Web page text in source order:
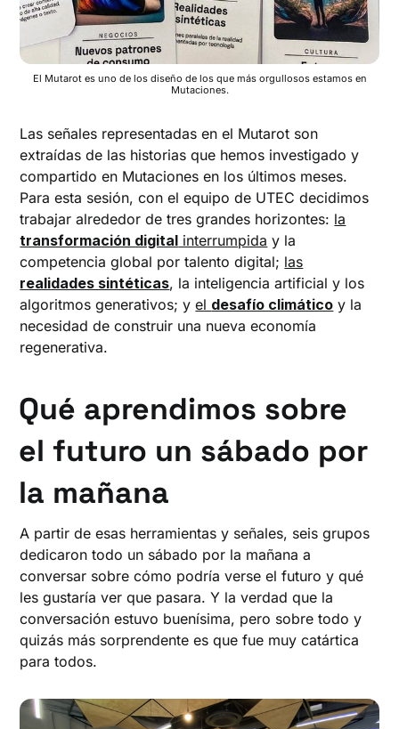
El Mutarot es uno de los diseño de los que más orgullosos estamos en
Mutaciones.
Las señales representadas en el Mutarot son
extraídas de las historias que hemos investigado y
compartido en Mutaciones en los últimos meses.
Para esta sesión, con el equipo de UTEC decidimos
trabajar alrededor de tres grandes horizontes: la
transformación digital interrumpida y la
competencia global por talento digital; las
realidades sintéticas, la inteligencia artificial y los
algoritmos generativos; yel desafío climático y la
necesidad de construir una nueva economía
regenerativa.
Qué aprendimos sobre
el futuro un sábado por
la mañana
A partir de esas herramientas y señales, seis grupos
dedicaron todo un sábado por la mañana a
conversar sobre cómo podría verse el futuro y qué
les gustaría ver que pasara. Y la verdad que la
conversación estuvo buenísima, pero sobre todo y
quizás más sorprendente es que fue muy catártica
para todos.